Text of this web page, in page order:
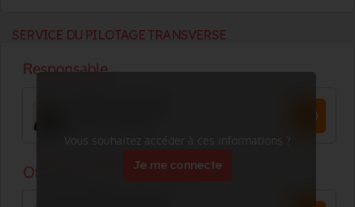
SERVICE DU PILOTAGE TRANSVERSE
Vous souhaitez accéder à ces informations ?
Je me connecte